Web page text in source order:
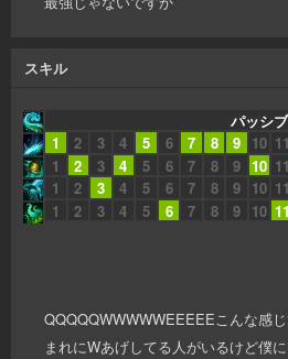
スキル
パッシブ
1
2 3 4 5 6 7 8 9 10 11
1
2 3 4 5 6 7 8 9 10 11
1
2 3 4 5 6 7 8 9 10 11
1
2 3 4 5 6 7 8 9 10 11
QQQQQWWWWWEEEEEこんな感
まれにWあげしてる人がいるけど僕